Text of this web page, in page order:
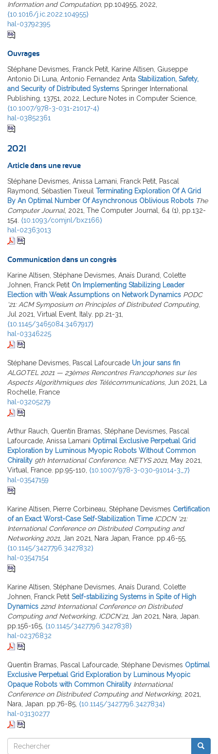
Information and Computation, pp.104955, 2022,
⟨10.1016/j.ic.2022.104955⟩
hal-03792395
Ouvrages
Stéphane Devismes, Franck Petit, Karine Altisen, Giuseppe
Antonio Di Luna, Antonio Fernandez Anta Stabilization, Safety,
and Security of Distributed Systems Springer International
Publishing, 13751, 2022, Lecture Notes in Computer Science,
⟨10.1007/978-3-031-21017-4⟩
hal-03852361
2021
Article dans une revue
Stéphane Devismes, Anissa Lamani, Franck Petit, Pascal
Raymond, Sébastien Tixeuil Terminating Exploration Of A Grid
By An Optimal Number Of Asynchronous Oblivious Robots The
Computer Journal, 2021, The Computer Journal, 64 (1), pp.132-
154. ⟨10.1093/comjnl/bxz166⟩
hal-02363013
Communication dans un congrès
Karine Altisen, Stéphane Devismes, Anaïs Durand, Colette
Johnen, Franck Petit On Implementing Stabilizing Leader
Election with Weak Assumptions on Network Dynamics PODC
'21: ACM Symposium on Principles of Distributed Computing,
Jul 2021, Virtual Event, Italy. pp.21-31,
⟨10.1145/3465084.3467917⟩
hal-03346225
Stéphane Devismes, Pascal Lafourcade Un jour sans fin
ALGOTEL 2021 — 23èmes Rencontres Francophones sur les
Aspects Algorithmiques des Télécommunications, Jun 2021, La
Rochelle, France
hal-03205279
Arthur Rauch, Quentin Bramas, Stéphane Devismes, Pascal
Lafourcade, Anissa Lamani Optimal Exclusive Perpetual Grid
Exploration by Luminous Myopic Robots Without Common
Chirality 9th International Conference, NETYS 2021, May 2021,
Virtual, France. pp.95-110, ⟨10.1007/978-3-030-91014-3_7⟩
hal-03547159
Karine Altisen, Pierre Corbineau, Stéphane Devismes Certification
of an Exact Worst-Case Self-Stabilization Time ICDCN '21:
International Conference on Distributed Computing and
Networking 2021, Jan 2021, Nara Japan, France. pp.46-55,
⟨10.1145/3427796.3427832⟩
hal-03547154
Karine Altisen, Stéphane Devismes, Anaïs Durand, Colette
Johnen, Franck Petit Self-stabilizing Systems in Spite of High
Dynamics 22nd International Conference on Distributed
Computing and Networking, ICDCN'21, Jan 2021, Nara, Japan.
pp.156-165, ⟨10.1145/3427796.3427838⟩
hal-02376832
Quentin Bramas, Pascal Lafourcade, Stéphane Devismes Optimal
Exclusive Perpetual Grid Exploration by Luminous Myopic
Opaque Robots with Common Chirality International
Conference on Distributed Computing and Networking, 2021,
Nara, Japan. pp.76-85, ⟨10.1145/3427796.3427834⟩
hal-03130277
Rechercher